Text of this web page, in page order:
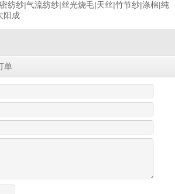
纺纱|气流纺纱|丝光烧毛|天丝|竹节纱|涤棉|纯
阳成
单